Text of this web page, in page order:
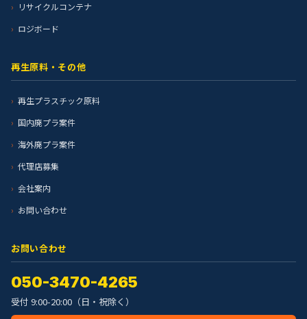
リサイクルコンテナ
ロジボード
再生原料・その他
再生プラスチック原料
国内廃プラ案件
海外廃プラ案件
代理店募集
会社案内
お問い合わせ
お問い合わせ
050-3470-4265
受付 9:00-20:00（日・祝除く）